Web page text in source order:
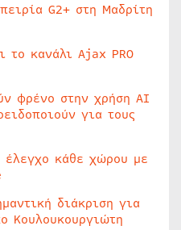
G2+ στη Μαδρίτη
το κανάλι Ajax PRO
φρένο στην χρήση AI
για τους
έλεγχο κάθε χώρου με
διάκριση για
Κουλουκουργιώτη